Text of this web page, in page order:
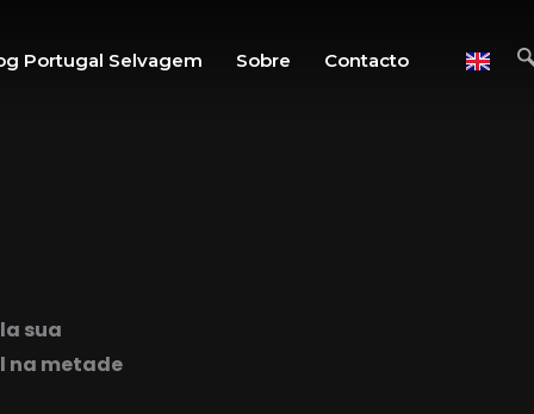
Portugal Selvagem Sobre Contacto
sua
na metade